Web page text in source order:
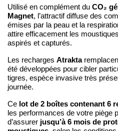
Utilisé en complément du CO₂
Magnet, l’attractif diffuse des
émises par la peau et la
attire efficacement les
aspirés et capturés.
Les recharges Atrakta
été développées pour cibler
tigres, espèce invasive très
journée.
Ce lot de 2 boîtes contenant 6
les performances de votre piège
d’assurer jusqu’à 6 mois de